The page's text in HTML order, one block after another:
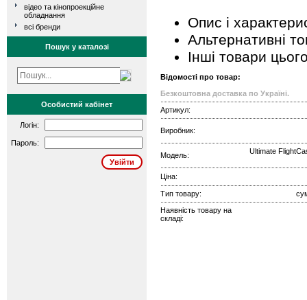
відео та кінопроекційне
обладнання
всі бренди
Пошук у каталозі
Особистий кабінет
Логін:
Пароль:
Опис і
Альтернативні
Інші товари
Відомості про товар:
Безкоштовна доставка по Україні.
Артикул:
Виробник:
Модель: Ultimate
Ціна:
Тип товару:
Наявність товару на
складі: